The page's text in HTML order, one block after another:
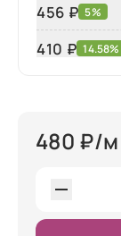
456 ₽ 5%
410 ₽ 14.58%
480 ₽/м